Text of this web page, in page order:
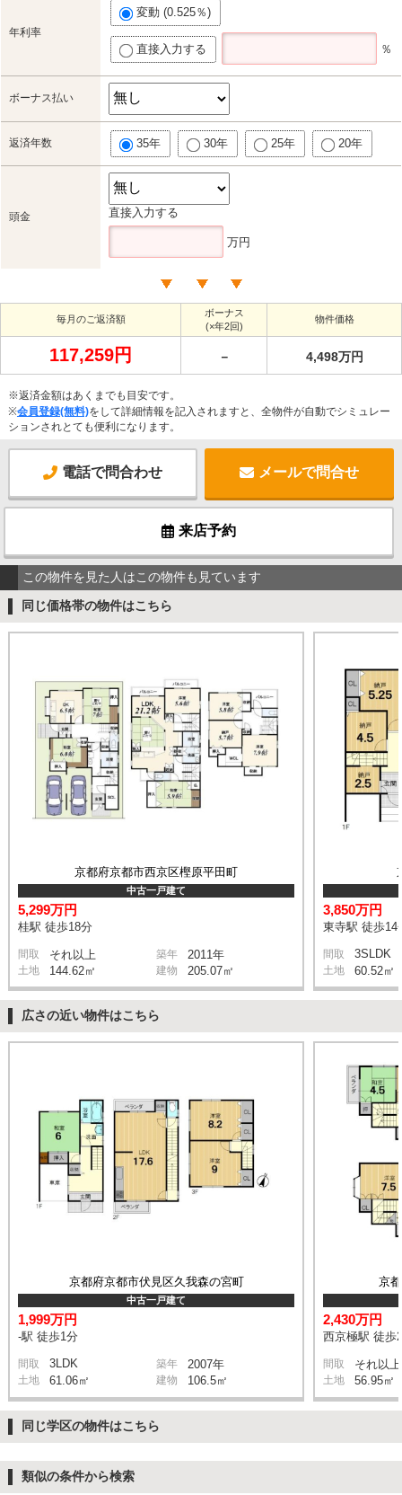
年利率
変動 (0.525％)
直接入力する ％
ボーナス払い
返済年数 35年 30年 25年 20年
頭金 直接入力する
万円
毎月のご返済額
ボーナス
(×年2回)
物件価格
117,259円 － 4,498万円
※返済金額はあくまでも目安です。
※会員登録(無料)をして詳細情報を記入されますと、全物件が自動でシミュレー
ションされとても便利になります。
電話で問合わせ メールで問合せ
来店予約
この物件を見た人はこの物件も見ています
同じ価格帯の物件はこちら
京都府京都市西京区樫原平田町
中古一戸建て
5,299万円
桂駅 徒歩18分
間取 それ以上 築年 2011年
土地 144.62㎡ 建物 205.07㎡
3,850万円
東寺駅 徒歩14
間取 3SLDK
土地 60.52㎡
広さの近い物件はこちら
京都府京都市伏見区久我森の宮町
中古一戸建て
1,999万円
-駅 徒歩1分
間取 3LDK 築年 2007年
土地 61.06㎡ 建物 106.5㎡
京
2,430万円
西京極駅 徒歩
間取 それ以上
土地 56.95㎡
同じ学区の物件はこちら
類似の条件から検索